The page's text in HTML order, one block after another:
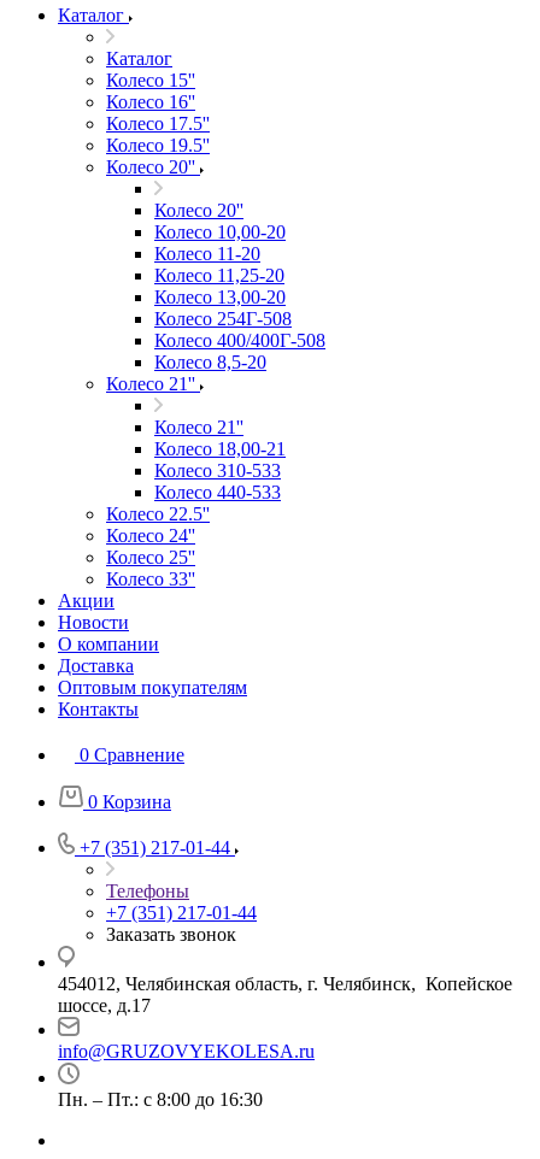
Каталог
Каталог
Колесо 15''
Колесо 16''
Колесо 17.5''
Колесо 19.5''
Колесо 20''
Колесо 20''
Колесо 10,00-20
Колесо 11-20
Колесо 11,25-20
Колесо 13,00-20
Колесо 254Г-508
Колесо 400/400Г-508
Колесо 8,5-20
Колесо 21''
Колесо 21''
Колесо 18,00-21
Колесо 310-533
Колесо 440-533
Колесо 22.5''
Колесо 24''
Колесо 25''
Колесо 33''
Акции
Новости
О компании
Доставка
Оптовым покупателям
Контакты
0 Сравнение
0 Корзина
+7 (351) 217-01-44
Телефоны
+7 (351) 217-01-44
Заказать звонок
454012, Челябинская область, г. Челябинск, Копейское
шоссе, д.17
info@GRUZOVYEKOLESA.ru
Пн. – Пт.: с 8:00 до 16:30